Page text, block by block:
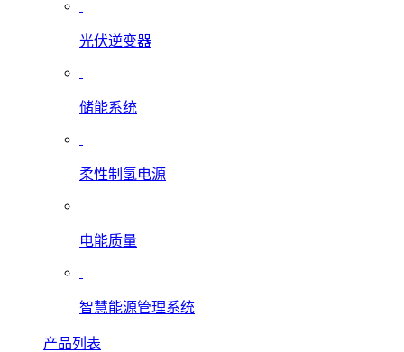
光伏逆变器
储能系统
柔性制氢电源
电能质量
智慧能源管理系统
产品列表